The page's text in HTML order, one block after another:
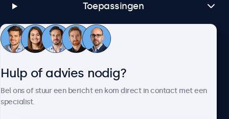
Toepassingen
Klantenservice
Hulp of advies nodig?
Bel ons of stuur een bericht en kom direct in contact met een
specialist.